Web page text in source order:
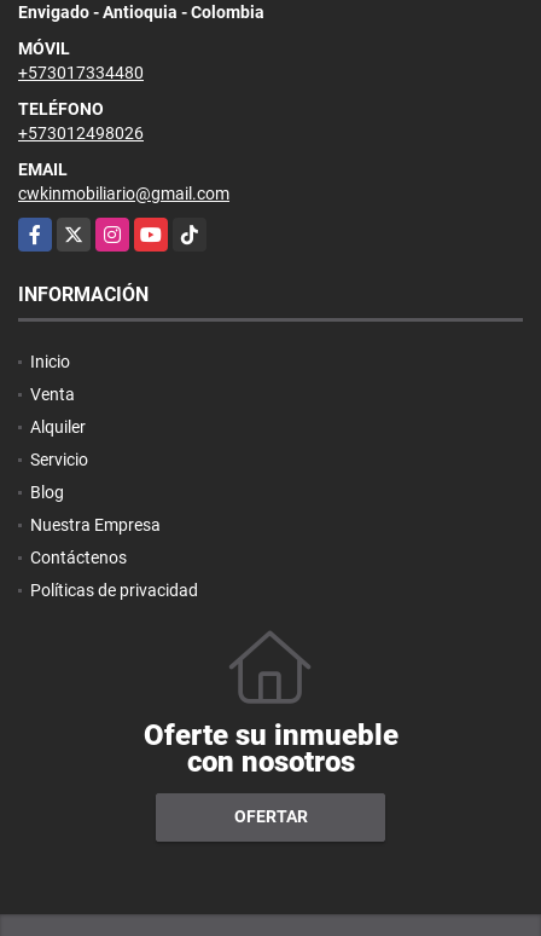
Envigado - Antioquia - Colombia
MÓVIL
+573017334480
TELÉFONO
+573012498026
EMAIL
cwkinmobiliario@gmail.com
Facebook
X InstagramYouTubeTikTok
INFORMACIÓN
Inicio
Venta
Alquiler
Servicio
Blog
Nuestra Empresa
Contáctenos
Políticas de privacidad
Oferte su inmueble
con nosotros
OFERTAR